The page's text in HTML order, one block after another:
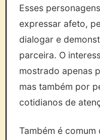
Esses
expressar afeto,
dialogar e
parceira. O
mostrado apenas
mas também por
cotidianos de
Também é